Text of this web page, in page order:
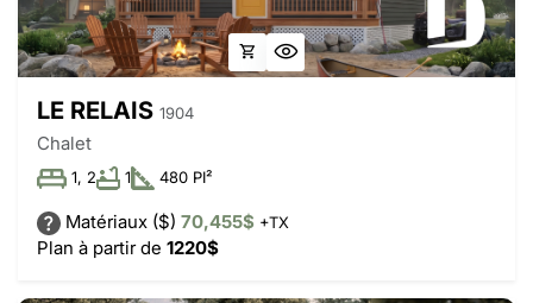
LE RELAIS 1904
Chalet
1, 2 1 480 PI²
Matériaux ($) 70,455$ +TX
Plan à partir de 1220$